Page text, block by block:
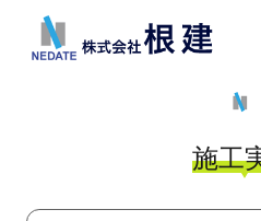
施工